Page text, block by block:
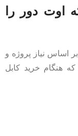
اوت دور را
بر اساس نیاز پروژه و
هنگام خرید کابل